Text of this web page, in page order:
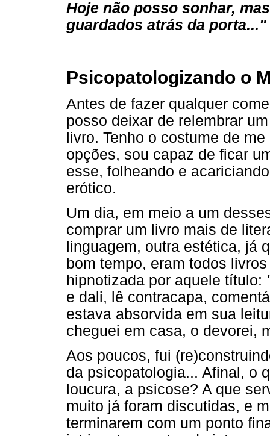
Hoje não posso sonhar,
guardados atrás da porta..."
Psicopatologizando o
Antes de fazer qualquer
posso deixar de relembrar
livro. Tenho o costume de
opções, sou capaz de ficar
esse, folheando e
erótico.
Um dia, em meio a um
comprar um livro mais de
linguagem, outra estética, já
bom tempo, eram todos
hipnotizada por aquele título:
e dali, lê contracapa,
estava absorvida em sua
cheguei em casa, o devorei,
Aos poucos, fui
da psicopatologia... Afinal, o
loucura, a psicose? A que
muito já foram discutidas, e
terminarem com um ponto